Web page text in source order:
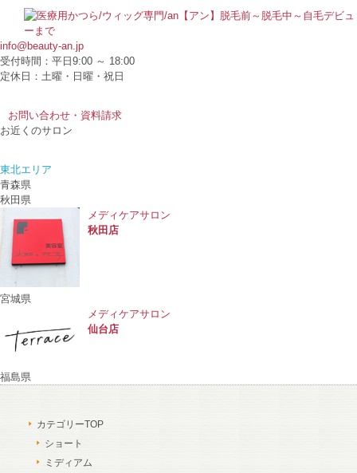
info@beauty-an.jp
受付時間：平日9:00 ～ 18:00
定休日：土曜・日曜・祝日
お問い合わせ・資料請求
お近くのサロン
東北エリア
青森県
秋田県
メディケアサロン
秋田店
宮城県
メディケアサロン
仙台店
福島県
カテゴリーTOP
ショート
ミディアム